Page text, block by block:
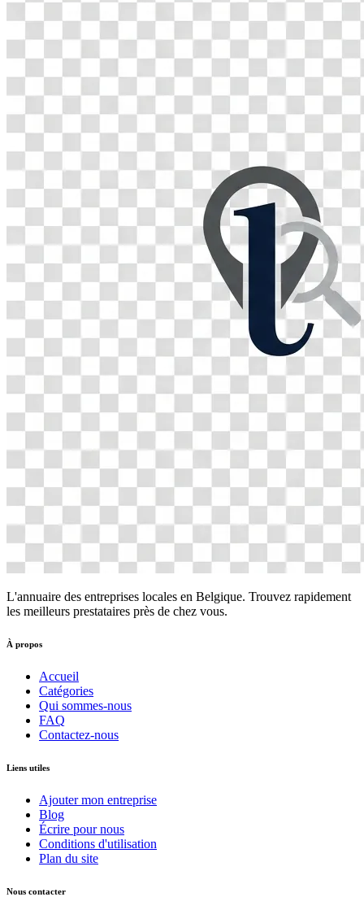
L'annuaire des entreprises locales en Belgique. Trouvez rapidement
les meilleurs prestataires près de chez vous.
À propos
Accueil
Catégories
Qui sommes-nous
FAQ
Contactez-nous
Liens utiles
Ajouter mon entreprise
Blog
Écrire pour nous
Conditions d'utilisation
Plan du site
Nous contacter